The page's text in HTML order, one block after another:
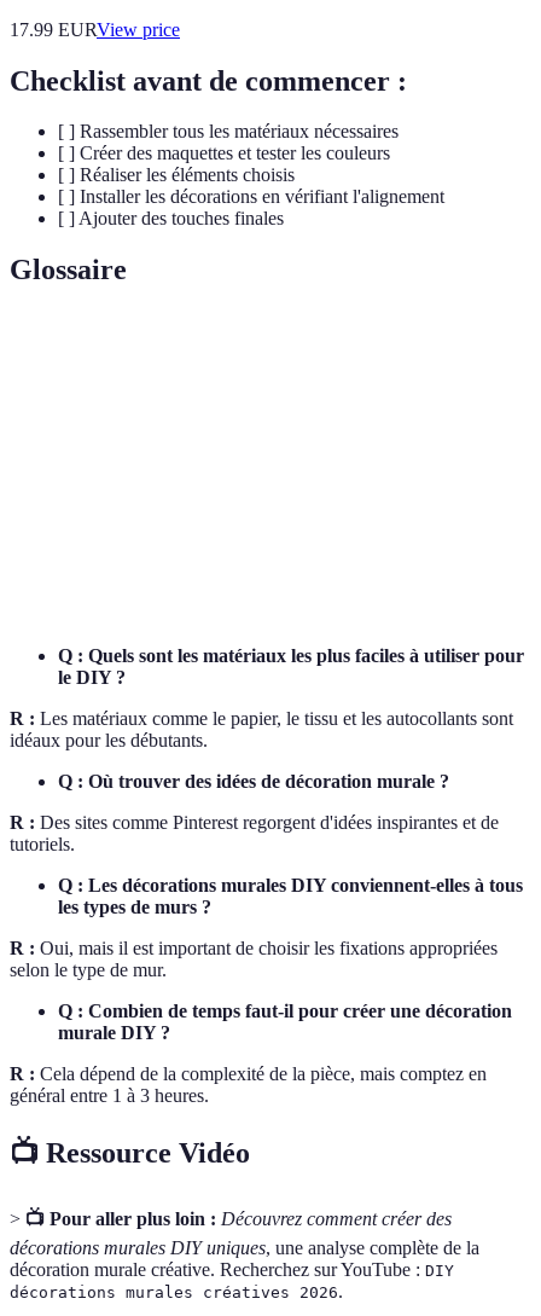
17.99 EURView price
Checklist avant de commencer :
[ ] Rassembler tous les matériaux nécessaires
[ ] Créer des maquettes et tester les couleurs
[ ] Réaliser les éléments choisis
[ ] Installer les décorations en vérifiant l'alignement
[ ] Ajouter des touches finales
Glossaire
Q : Quels sont les matériaux les plus faciles à utiliser pour
le DIY ?
R : Les matériaux comme le papier, le tissu et les autocollants sont
idéaux pour les débutants.
Q : Où trouver des idées de décoration murale ?
R : Des sites comme Pinterest regorgent d'idées inspirantes et de
tutoriels.
Q : Les décorations murales DIY conviennent-elles à tous
les types de murs ?
R : Oui, mais il est important de choisir les fixations appropriées
selon le type de mur.
Q : Combien de temps faut-il pour créer une décoration
murale DIY ?
R : Cela dépend de la complexité de la pièce, mais comptez en
général entre 1 à 3 heures.
📺 Ressource Vidéo
> 📺 Pour aller plus loin : Découvrez comment créer des
décorations murales DIY uniques, une analyse complète de la
décoration murale créative. Recherchez sur YouTube : DIY
décorations murales créatives 2026.